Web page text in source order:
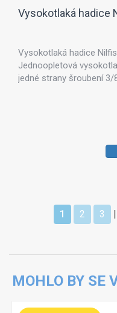
Vysokotlaká hadice
Vysokotlaká hadice
Jednoopletová
jedné strany šroubení 3/
1 2 3 |
MOHLO BY SE